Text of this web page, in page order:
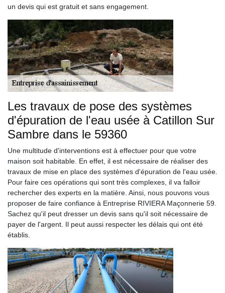
un devis qui est gratuit et sans engagement.
Les travaux de pose des systèmes
d'épuration de l'eau usée à Catillon Sur
Sambre dans le 59360
Une multitude d'interventions est à effectuer pour que votre
maison soit habitable. En effet, il est nécessaire de réaliser des
travaux de mise en place des systèmes d'épuration de l'eau usée.
Pour faire ces opérations qui sont très complexes, il va falloir
rechercher des experts en la matière. Ainsi, nous pouvons vous
proposer de faire confiance à Entreprise RIVIERA Maçonnerie 59.
Sachez qu'il peut dresser un devis sans qu'il soit nécessaire de
payer de l'argent. Il peut aussi respecter les délais qui ont été
établis.